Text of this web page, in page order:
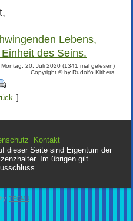
Lebens,
des Seins.
Montag, 20. Juli 2020 (1341 mal gelesen)
Copyright © by Rudolfo Kithera
]
Kontakt
dieser Seite sind Eigentum der
Im übrigen gilt
TECMU